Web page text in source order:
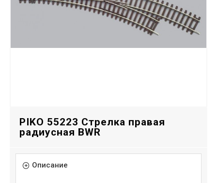
PIKO 55223 Стрелка правая
радиусная BWR
Описание